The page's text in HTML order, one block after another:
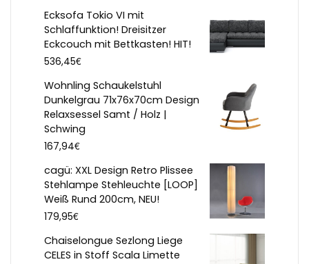
Ecksofa Tokio VI mit
Schlaffunktion! Dreisitzer
Eckcouch mit Bettkasten! HIT!
536,45€
Wohnling Schaukelstuhl
Dunkelgrau 71x76x70cm Design
Relaxsessel Samt / Holz |
Schwing
167,94€
cagü: XXL Design Retro Plissee
Stehlampe Stehleuchte [LOOP]
Weiß Rund 200cm, NEU!
179,95€
Chaiselongue Sezlong Liege
CELES in Stoff Scala Limette